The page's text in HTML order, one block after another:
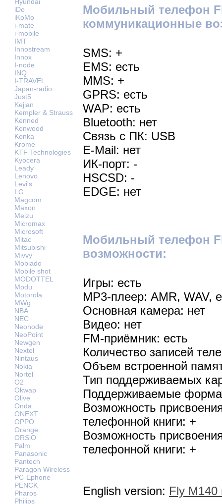
iDo
iKoMo
i-mate
i-mobile
IMT
Innostream
Innox
I-node
INQ
I-TRAVEL
Japan-radio
Just5
Kejian
Kempler & Strauss
Kenned
Kenwood
Konka
Krome
KTF Technologies
Kyocera
Leady
Lenovo
Levi's
LG
Magcom
Maxon
Meizu
Micromax
Microsoft
Mitac
Mitsubishi
Mivvy
Mobiado
Mobile shot
MODOTTEL
Modu
Motorola
MWg
NBA
NEC
Neonode
NeoPoint
Newgen
Nextel
Nintaus
Nokia
Nortel
O2
Okwap
Olive
Onda
ONEXT
OPPO
Orange
ORSiO
Palm
Panasonic
Pantech
Paragon Wireless
PC-Ephone
PENCK
Pharos
Philips
Мобильный телефон
коммуникационные
SMS: +
EMS: есть
MMS: +
GPRS: есть
WAP: есть
Bluetooth: нет
Связь с ПК: USB
E-Mail: нет
ИК-порт: -
HSCSD: -
EDGE: нет
Мобильный телефон
возможности:
Игры: есть
MP3-плеер: AMR, WAV,
Основная камера: нет
Видео: нет
FM-приёмник: есть
Количество записей
Объем встроенной
Тип поддерживаемых
Поддерживаемые
Возможность
телефонной книги: +
Возможность
телефонной книги: +
English version: Fly M140